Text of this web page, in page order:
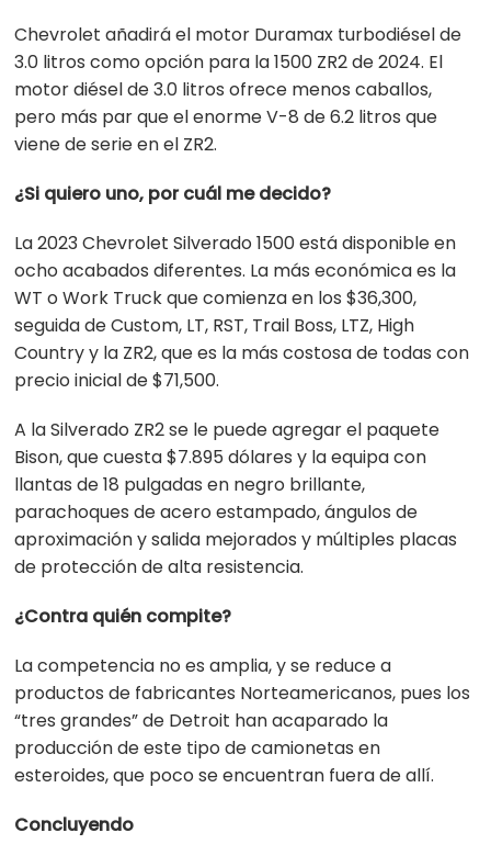
Chevrolet añadirá el motor Duramax turbodiésel de
3.0 litros como opción para la 1500 ZR2 de 2024. El
motor diésel de 3.0 litros ofrece menos caballos,
pero más par que el enorme V-8 de 6.2 litros que
viene de serie en el ZR2.
¿Si quiero uno, por cuál me decido?
La 2023 Chevrolet Silverado 1500 está disponible en
ocho acabados diferentes. La más económica es la
WT o Work Truck que comienza en los $36,300,
seguida de Custom, LT, RST, Trail Boss, LTZ, High
Country y la ZR2, que es la más costosa de todas con
precio inicial de $71,500.
A la Silverado ZR2 se le puede agregar el paquete
Bison, que cuesta $7.895 dólares y la equipa con
llantas de 18 pulgadas en negro brillante,
parachoques de acero estampado, ángulos de
aproximación y salida mejorados y múltiples placas
de protección de alta resistencia.
¿Contra quién compite?
La competencia no es amplia, y se reduce a
productos de fabricantes Norteamericanos, pues los
“tres grandes” de Detroit han acaparado la
producción de este tipo de camionetas en
esteroides, que poco se encuentran fuera de allí.
Concluyendo